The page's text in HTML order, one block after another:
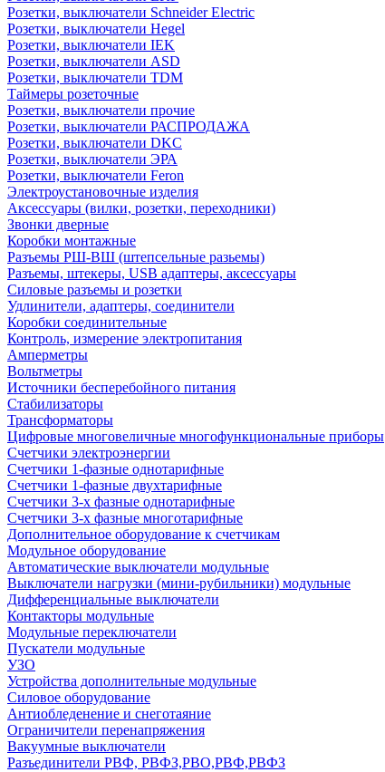
Розетки, выключатели Schneider Electric
Розетки, выключатели Hegel
Розетки, выключатели IEK
Розетки, выключатели ASD
Розетки, выключатели TDM
Таймеры розеточные
Розетки, выключатели прочие
Розетки, выключатели РАСПРОДАЖА
Розетки, выключатели DKC
Розетки, выключатели ЭРА
Розетки, выключатели Feron
Электроустановочные изделия
Аксессуары (вилки, розетки, переходники)
Звонки дверные
Коробки монтажные
Разъемы РШ-ВШ (штепсельные разьемы)
Разъемы, штекеры, USB адаптеры, аксессуары
Силовые разъемы и розетки
Удлинители, адаптеры, соединители
Коробки соединительные
Контроль, измерение электропитания
Амперметры
Вольтметры
Источники бесперебойного питания
Стабилизаторы
Трансформаторы
Цифровые многовеличные многофункциональные приборы
Счетчики электроэнергии
Счетчики 1-фазные однотарифные
Счетчики 1-фазные двухтарифные
Счетчики 3-х фазные однотарифные
Счетчики 3-х фазные многотарифные
Дополнительное оборудование к счетчикам
Модульное оборудование
Автоматические выключатели модульные
Выключатели нагрузки (мини-рубильники) модульные
Дифференциальные выключатели
Контакторы модульные
Модульные переключатели
Пускатели модульные
УЗО
Устройства дополнительные модульные
Силовое оборудование
Антиобледенение и снеготаяние
Ограничители перенапряжения
Вакуумные выключатели
Разъединители РВФ, РВФЗ,РВО,РВФ,РВФЗ